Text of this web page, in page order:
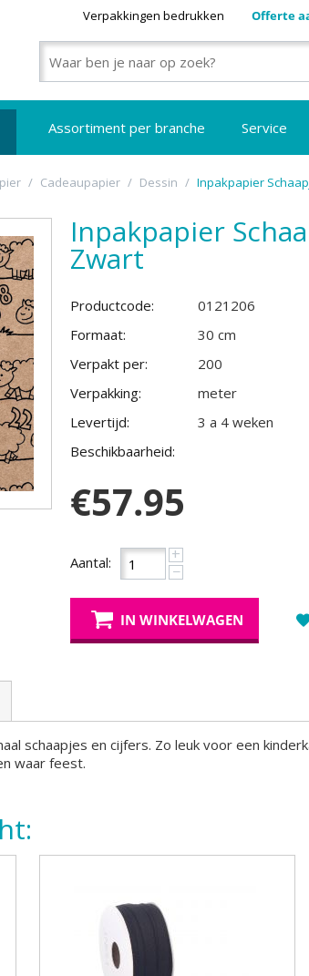
Verpakkingen bedrukken Offerte
Assortiment per branche Service
/ Cadeaupapier / Dessin / Inpakpapier
Inpakpapier
Zwart
Productcode:
0121206
Formaat:
30 cm
Verpakt per:
200
Verpakking:
meter
Levertijd:
3 a 4 weken
Beschikbaarheid:
€57.95
Aantal:
+
−
IN WINKELWAGEN
schaapjes en cijfers. Zo leuk voor een
waar feest.